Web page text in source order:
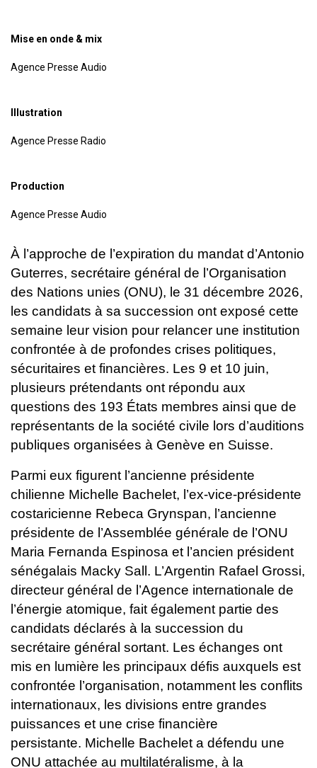
Mise en onde & mix
Agence Presse Audio
Illustration
Agence Presse Radio
Production
Agence Presse Audio
À l’approche de l’expiration du mandat d’Antonio
Guterres, secrétaire général de l’Organisation
des Nations unies (ONU), le 31 décembre 2026,
les candidats à sa succession ont exposé cette
semaine leur vision pour relancer une institution
confrontée à de profondes crises politiques,
sécuritaires et financières. Les 9 et 10 juin,
plusieurs prétendants ont répondu aux
questions des 193 États membres ainsi que de
représentants de la société civile lors d’auditions
publiques organisées à Genève en Suisse.
Parmi eux figurent l’ancienne présidente
chilienne Michelle Bachelet, l’ex-vice-présidente
costaricienne Rebeca Grynspan, l’ancienne
présidente de l’Assemblée générale de l’ONU
Maria Fernanda Espinosa et l’ancien président
sénégalais Macky Sall. L’Argentin Rafael Grossi,
directeur général de l’Agence internationale de
l’énergie atomique, fait également partie des
candidats déclarés à la succession du
secrétaire général sortant. Les échanges ont
mis en lumière les principaux défis auxquels est
confrontée l’organisation, notamment les conflits
internationaux, les divisions entre grandes
puissances et une crise financière
persistante. Michelle Bachelet a défendu une
ONU attachée au multilatéralisme, à la